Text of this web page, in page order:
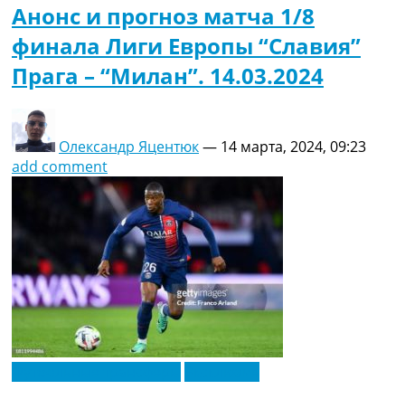
Анонс и прогноз матча 1/8
финала Лиги Европы “Славия”
Прага – “Милан”. 14.03.2024
Олександр Яцентюк— 14 марта, 2024, 09:23
add comment